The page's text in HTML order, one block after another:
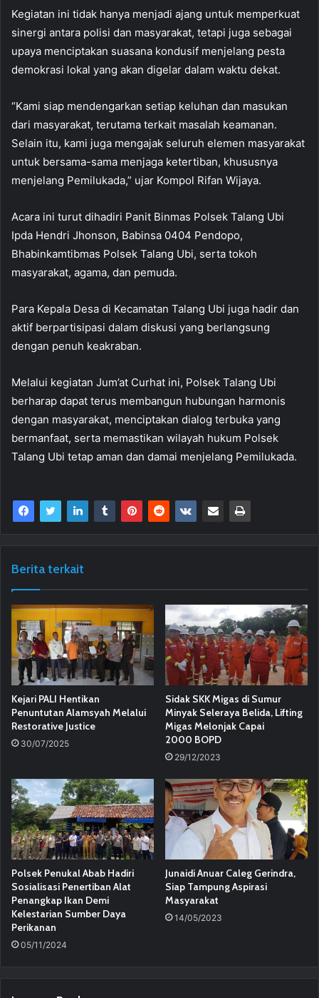
Kegiatan ini tidak hanya menjadi ajang untuk memperkuat
sinergi antara polisi dan masyarakat, tetapi juga sebagai
upaya menciptakan suasana kondusif menjelang pesta
demokrasi lokal yang akan digelar dalam waktu dekat.
“Kami siap mendengarkan setiap keluhan dan masukan
dari masyarakat, terutama terkait masalah keamanan.
Selain itu, kami juga mengajak seluruh elemen masyarakat
untuk bersama-sama menjaga ketertiban, khususnya
menjelang Pemilukada,” ujar Kompol Rifan Wijaya.
Acara ini turut dihadiri Panit Binmas Polsek Talang Ubi
Ipda Hendri Jhonson, Babinsa 0404 Pendopo,
Bhabinkamtibmas Polsek Talang Ubi, serta tokoh
masyarakat, agama, dan pemuda.
Para Kepala Desa di Kecamatan Talang Ubi juga hadir dan
aktif berpartisipasi dalam diskusi yang berlangsung
dengan penuh keakraban.
Melalui kegiatan Jum’at Curhat ini, Polsek Talang Ubi
berharap dapat terus membangun hubungan harmonis
dengan masyarakat, menciptakan dialog terbuka yang
bermanfaat, serta memastikan wilayah hukum Polsek
Talang Ubi tetap aman dan damai menjelang Pemilukada.
Berita terkait
Kejari PALI Hentikan
Penuntutan Alamsyah Melalui
Restorative Justice
30/07/2025
Sidak SKK Migas di Sumur
Minyak Seleraya Belida, Lifting
Migas Melonjak Capai
2000 BOPD
29/12/2023
Polsek Penukal Abab Hadiri
Sosialisasi Penertiban Alat
Penangkap Ikan Demi
Kelestarian Sumber Daya
Perikanan
05/11/2024
Junaidi Anuar Caleg Gerindra,
Siap Tampung Aspirasi
Masyarakat
14/05/2023